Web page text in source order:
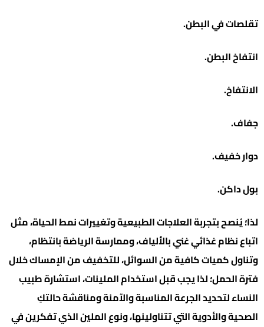
تقلصات في البطن.
انتفاخ البطن.
الانتفاخ.
جفاف.
دوار خفيف.
بول داكن.
لذا؛ يُنصح بتجربة العلاجات الطبيعية وتغييرات نمط الحياة، مثل
اتباع نظام غذائي غني بالألياف، وممارسة الرياضة بانتظام،
وتناول كميات كافية من السوائل، للتخفيف من الإمساك خلال
فترة الحمل؛ لذا يجب قبل استخدام الملينات، استشارة طبيب
النساء لتحديد الجرعة المناسبة والآمنة ومناقشة حالتكِ
الصحية والأدوية التي تتناولينها، ونوع الملين الذي تفكرين في